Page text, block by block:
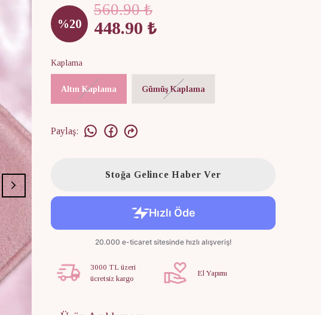
%20
560.90 ₺
448.90 ₺
Kaplama
Altın Kaplama Gümüş Kaplama
Paylaş:
Stoğa Gelince Haber Ver
3000 TL üzeri
ücretsiz kargo
El Yapımı